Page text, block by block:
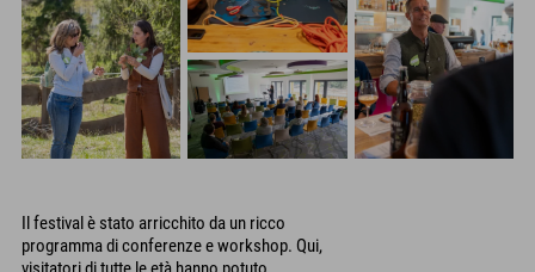
Il festival è stato arricchito da un ricco
programma di conferenze e workshop. Qui,